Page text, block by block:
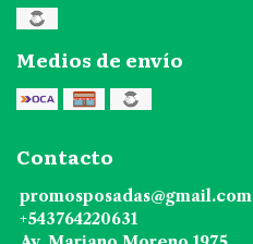
Medios de envío
Contacto
promosposadas@gmail.com
+543764220631